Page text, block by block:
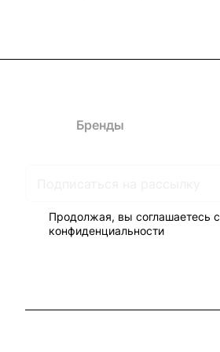
Бренды
Продолжая, вы соглашаетесь с
конфиденциальности